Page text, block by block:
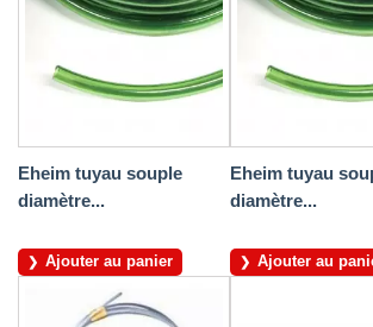
Eheim tuyau souple
diamètre...
Ajouter au panier
Eheim tuyau
diamètre...
Ajouter au